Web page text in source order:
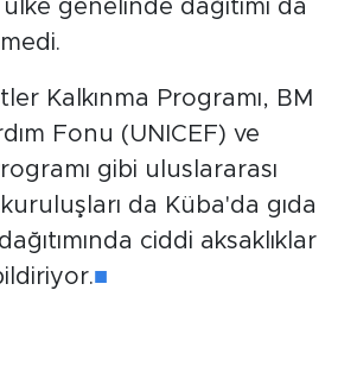
genelinde dağıtımı da
Kalkınma Programı, BM
Fonu (UNICEF) ve
gibi uluslararası
da Küba'da gıda
ciddi aksaklıklar
■